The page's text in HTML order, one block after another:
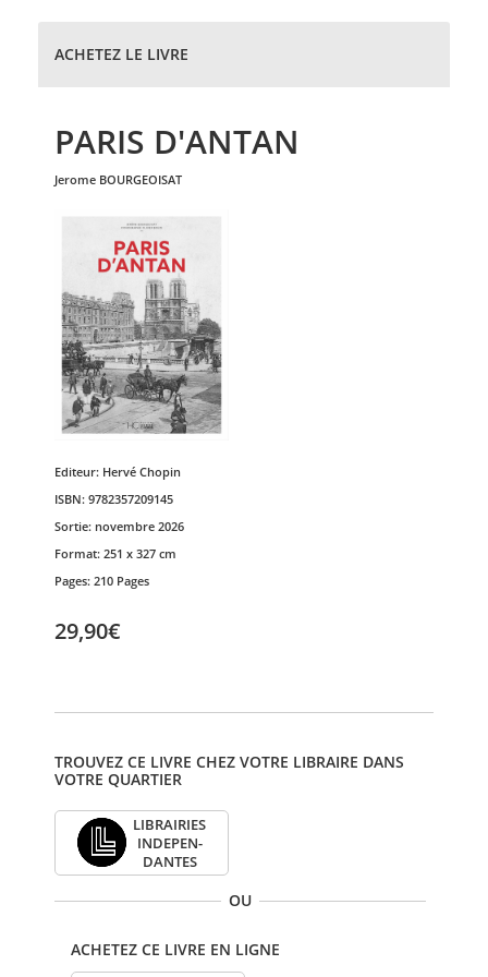
ACHETEZ LE LIVRE
PARIS D'ANTAN
jerome BOURGEOISAT
Editeur: Hervé Chopin
ISBN: 9782357209145
Sortie: novembre 2026
Format: 251 x 327 cm
Pages: 210 Pages
29,90€
TROUVEZ CE LIVRE CHEZ VOTRE LIBRAIRE DANS
VOTRE QUARTIER
LIBRAI­RIES
INDE­PEN­
DANTES
OU
ACHETEZ CE LIVRE EN LIGNE